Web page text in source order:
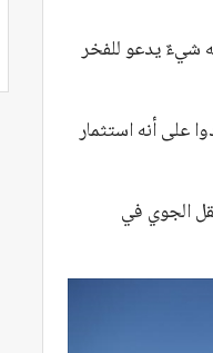
شيءٌ يدعو للفخر
على أنه استثمار
الجوي في